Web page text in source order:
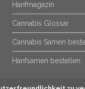
Hanfmagazin
Cannabis Glossar
Cannabis Samen
Hanfsamen bestellen